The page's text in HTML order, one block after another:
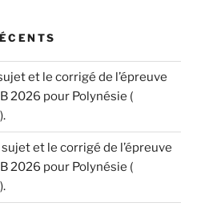
et le corrigé de l’épreuve
2026 pour Polynésie (
sujet et le corrigé de l’épreuve
2026 pour Polynésie (